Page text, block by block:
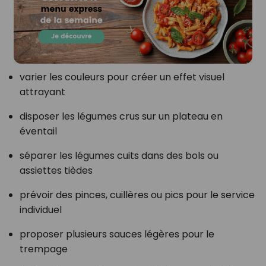
varier les couleurs pour créer un effet visuel
attrayant
disposer les légumes crus sur un plateau en
éventail
séparer les légumes cuits dans des bols ou
assiettes tièdes
prévoir des pinces, cuillères ou pics pour le service
individuel
proposer plusieurs sauces légères pour le
trempage